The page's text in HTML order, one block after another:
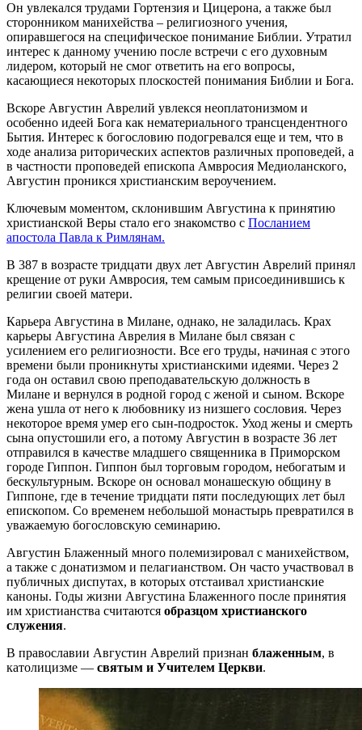
Он увлекался трудами Гортензия и Цицерона, а также был
сторонником манихейства – религиозного учения,
опиравшегося на специфическое понимание Библии. Утратил
интерес к данному учению после встречи с его духовным
лидером, который не смог ответить на его вопросы,
касающиеся некоторых плоскостей понимания Библии и Бога.
Вскоре Августин Аврелий увлекся неоплатонизмом и
особенно идеей Бога как нематериального трансцендентного
Бытия. Интерес к богословию подогревался еще и тем, что в
ходе анализа риторических аспектов различных проповедей, а
в частности проповедей епископа Амвросия Медиоланского,
Августин проникся христианским вероучением.
Ключевым моментом, склонившим Августина к принятию
христианской Веры стало его знакомство с Посланием
апостола Павла к Римлянам.
В 387 в возрасте тридцати двух лет Августин Аврелий принял
крещение от руки Амвросия, тем самым присоединившись к
религии своей матери.
Карьера Августина в Милане, однако, не заладилась. Крах
карьеры Августина Аврелия в Милане был связан с
усилением его религиозности. Все его труды, начиная с этого
времени были проникнуты христианскими идеями. Через 2
года он оставил свою преподавательскую должность в
Милане и вернулся в родной город с женой и сыном. Вскоре
жена ушла от него к любовнику из низшего сословия. Через
некоторое время умер его сын-подросток. Уход жены и смерть
сына опустошили его, а потому Августин в возрасте 36 лет
отправился в качестве младшего священника в Приморском
городе Гиппон. Гиппон был торговым городом, небогатым и
бескультурным. Вскоре он основал монашескую общину в
Гиппоне, где в течение тридцати пяти последующих лет был
епископом. Со временем небольшой монастырь превратился в
уважаемую богословскую семинарию.
Августин Блаженный много полемизировал с манихейством,
а также с донатизмом и пелагианством. Он часто участвовал в
публичных диспутах, в которых отстаивал христианские
каноны. Годы жизни Августина Блаженного после принятия
им христианства считаются образцом христианского
служения.
В православии Августин Аврелий признан блаженным, в
католицизме — святым и Учителем Церкви.